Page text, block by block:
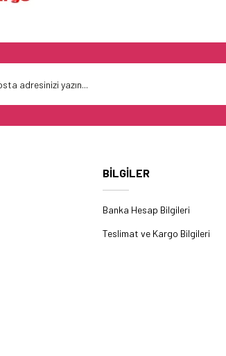
BİLGİLER
Banka Hesap Bilgileri
Teslimat ve Kargo Bilgileri